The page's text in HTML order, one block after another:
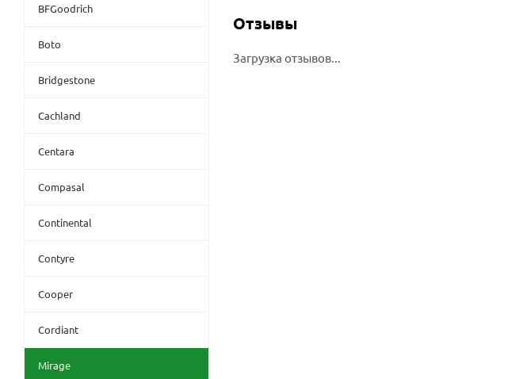
Отзывы
Загрузка отзывов...
BFGoodrich
Boto
Bridgestone
Cachland
Centara
Compasal
Continental
Contyre
Cooper
Cordiant
Mirage